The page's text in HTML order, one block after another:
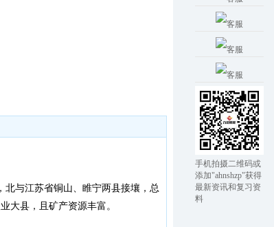
北与江苏省铜山、睢宁两县接壤，总
大县，且矿产资源丰富。
手机拍摄二维码或
添加"ahnshzp"获得
最新资讯和复习资
料